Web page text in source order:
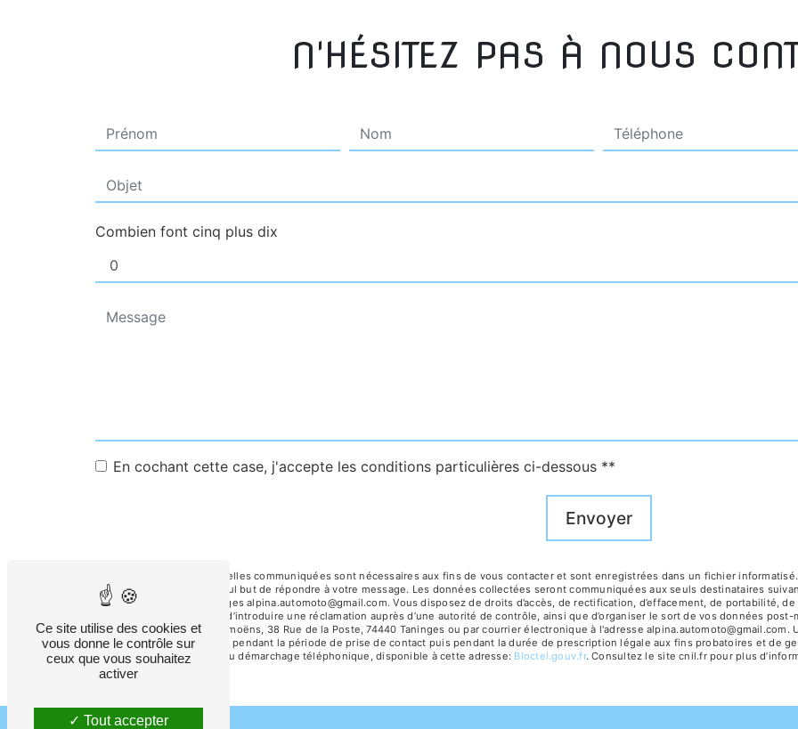
N'HÉSITEZ PAS À NOUS
Combien font cinq plus dix
En cochant cette case, j'accepte les conditions particulières ci-dessous **
Envoyer
** Les données personnelles communiquées sont nécessaires aux fins de vous contacter et sont enregistrées dans un fichier
sous-traitants dans le seul but de répondre à votre message. Les données collectées seront communiquées aux seuls destinataires
de la Poste, 74440 Taninges alpina.automoto@gmail.com. Vous disposez de droits d’accès, de rectification, d’effacement, de portabilité,
tout moment et du droit d’introduire une réclamation auprès d’une autorité de contrôle, ainsi que d’organiser le sort de vos données
l'adresse 38 Route de Samoëns, 38 Rue de la Poste, 74440 Taninges ou par courrier électronique à l'adresse
conservons vos données pendant la période de prise de contact puis pendant la durée de prescription légale aux fins probatoires et de
sur la liste d'opposition au démarchage téléphonique, disponible à cette adresse:
Bloctel.gouv.fr. Consultez le site cnil.fr pour plus
Ce site utilise des cookies et
vous donne le contrôle sur
ceux que vous souhaitez
activer
Tout accepter